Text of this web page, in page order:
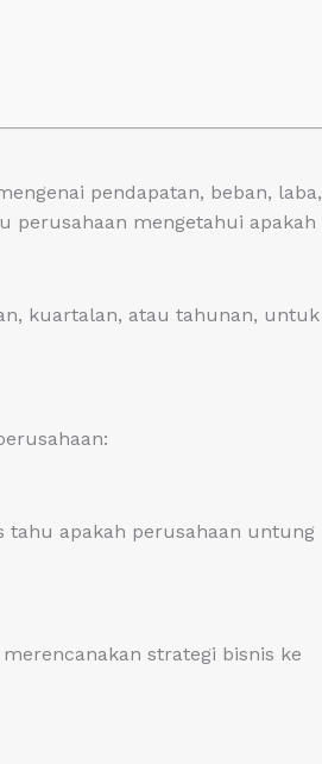
pendapatan, beban, laba,
perusahaan mengetahui apakah
kuartalan, atau tahunan, untuk
tahu apakah perusahaan untung
strategi bisnis ke